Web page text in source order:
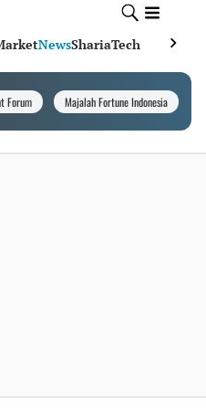
NewsShariaTech
Forum Majalah Fortune Indonesia